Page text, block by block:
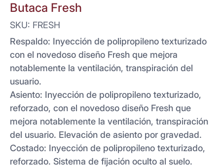
Butaca Fresh
SKU: FRESH
Respaldo: Inyección de polipropileno texturizado
con el novedoso diseño Fresh que mejora
notablemente la ventilación, transpiración del
usuario.
Asiento: Inyección de polipropileno texturizado,
reforzado, con el novedoso diseño Fresh que
mejora notablemente la ventilación, transpiración
del usuario. Elevación de asiento por gravedad.
Costado: Inyección de polipropileno texturizado,
reforzado. Sistema de fijación oculto al suelo.